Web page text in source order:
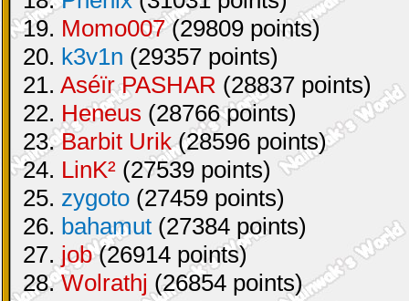
19. Momo007(29809 points)
20. k3v1n (29357 points)
21. Aséïr PASHAR (28837 points)
22. Heneus (28766 points)
23.Barbit Urik(28596 points)
24. LinK² (27539 points)
25. zygoto (27459 points)
26. bahamut (27384 points)
27. job(26914 points)
28.Wolrathj (26854 points)